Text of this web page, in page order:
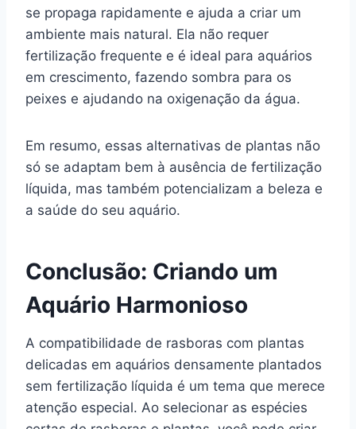
se propaga rapidamente e ajuda a criar um
ambiente mais natural. Ela não requer
fertilização frequente e é ideal para aquários
em crescimento, fazendo sombra para os
peixes e ajudando na oxigenação da água.
Em resumo, essas alternativas de plantas não
só se adaptam bem à ausência de fertilização
líquida, mas também potencializam a beleza e
a saúde do seu aquário.
Conclusão: Criando um
Aquário Harmonioso
A compatibilidade de rasboras com plantas
delicadas em aquários densamente plantados
sem fertilização líquida é um tema que merece
atenção especial. Ao selecionar as espécies